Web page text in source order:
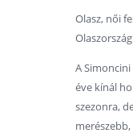
Olasz, női
A
éve kínál
szezonra,